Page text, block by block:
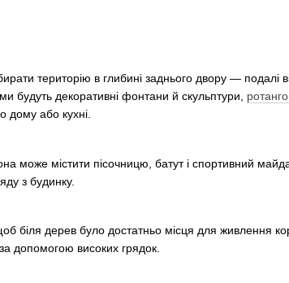
територію в глибині заднього двору — подалі
будуть декоративні фонтани й скульптури,
дому або кухні.
може містити пісочницю, батут і спортивний
з будинку.
біля дерев було достатньо місця для живлення
допомогою високих грядок.